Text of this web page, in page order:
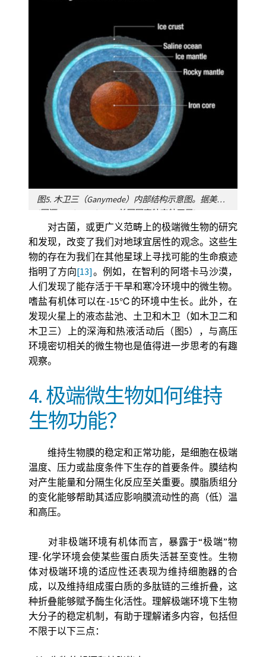
图5. 木卫三（Ganymede）内部结构示意图。据美国国家航空航天局报道，在冰层下100公里处存在盐海。
[图源：Felicia Chou，美国国家航空航天局]
Ganymede Interior木卫三内部，Ice crust冰地壳，Saline ocean盐海，Ice mantle冰地幔，Rocky mantle岩石地幔，Iron core铁地核
对古菌，或更广义范畴上的极端微生物的研究
和发现，改变了我们对地球宜居性的观念。这些生
物的存在为我们在其他星球上寻找可能的生命痕迹
指明了方向[13]。例如，在智利的阿塔卡马沙漠，
人们发现了能存活于干旱和寒冷环境中的微生物。
嗜盐有机体可以在-15℃的环境中生长。此外，在
发现火星上的液态盐池、土卫和木卫（如木卫二和
木卫三）上的深海和热液活动后（图5），与高压
环境密切相关的微生物也是值得进一步思考的有趣
观察。
4. 极端微生物如何维持
生物功能？
维持生物膜的稳定和正常功能，是细胞在极端
温度、压力或盐度条件下生存的首要条件。膜结构
对产生能量和分隔生化反应至关重要。膜脂质组分
的变化能够帮助其适应影响膜流动性的高（低）温
和高压。
对非极端环境有机体而言，暴露于“极端”物
理-化学环境会使某些蛋白质失活甚至变性。生物
体对极端环境的适应性还表现为维持细胞器的合
成，以及维持组成蛋白质的多肽链的三维折叠，这
种折叠能够赋予酶生化活性。理解极端环境下生物
大分子的稳定机制，有助于理解诸多内容，包括但
不限于以下三点：